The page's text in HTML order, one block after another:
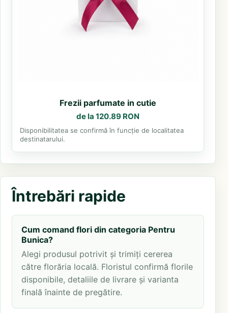
Frezii parfumate in cutie
de la 120.89 RON
Disponibilitatea se confirmă în funcție de localitatea
destinatarului.
Întrebări rapide
Cum comand flori din categoria Pentru
Bunica?
Alegi produsul potrivit și trimiți cererea
către florăria locală. Floristul confirmă florile
disponibile, detaliile de livrare și varianta
finală înainte de pregătire.